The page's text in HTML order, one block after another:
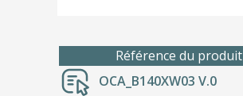
Référence du produit
OCA_B140XW03 V.0